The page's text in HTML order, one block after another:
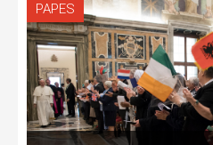
PAPES